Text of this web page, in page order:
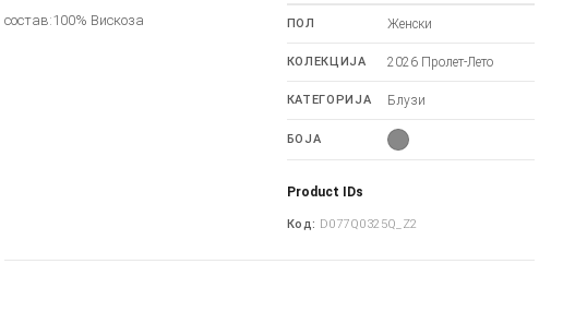
состав:100% Вискоза ПОЛ Женски
КОЛЕКЦИЈА 2026 Пролет-Лето
КАТЕГОРИЈА Блузи
БОЈА
Product IDs
Код: D077Q0325Q_Z2